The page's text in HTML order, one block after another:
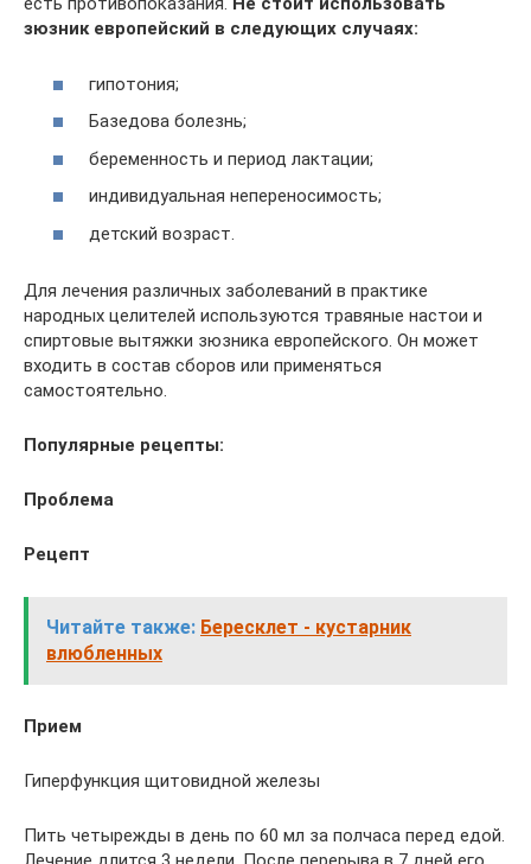
зюзник европейский в следующих случаях:
гипотония;
Базедова болезнь;
беременность и период лактации;
индивидуальная непереносимость;
детский возраст.
Для лечения различных заболеваний в практике
народных целителей используются травяные настои и
спиртовые вытяжки зюзника европейского. Он может
входить в состав сборов или применяться
самостоятельно.
Популярные рецепты:
Проблема
Рецепт
Читайте также: Бересклет - кустарник
влюбленных
Прием
Гиперфункция щитовидной железы
Пить четырежды в день по 60 мл за полчаса перед едой.